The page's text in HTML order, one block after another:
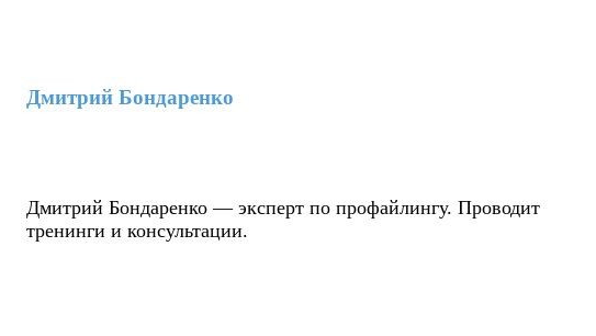
Дмитрий Бондаренко
Дмитрий Бондаренко — эксперт по профайлингу. Проводит
тренинги и консультации.